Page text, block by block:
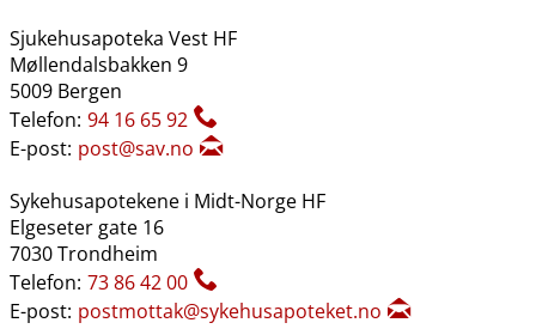
Sjukehusapoteka Vest HF
Møllendalsbakken 9
5009 Bergen
Telefon: 94 16 65 92
E-post: post@sav.no
Sykehusapotekene i Midt-Norge HF
Elgeseter gate 16
7030 Trondheim
Telefon: 73 86 42 00
E-post: postmottak@sykehusapoteket.no